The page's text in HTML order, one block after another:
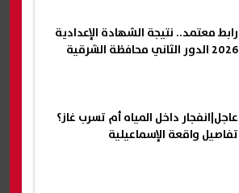
رابط معتمد.. نتيجة الشهادة الإعدادية
2026 الدور الثاني محافظة الشرقية
عاجل|انفجار داخل المياه أم تسرب غاز؟
تفاصيل واقعة الإسماعيلية